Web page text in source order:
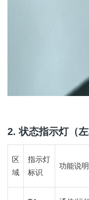
2. 状态指示灯（左
区
域
指示灯
标识
功能说明